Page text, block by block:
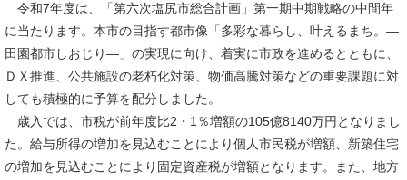
令和7年度は、「第六次塩尻市総合計画」第一期中期戦略の中間年
に当たります。本市の目指す都市像「多彩な暮らし、叶えるまち。―
田園都市しおじり―」の実現に向け、着実に市政を進めるとともに、
ＤＸ推進、公共施設の老朽化対策、物価高騰対策などの重要課題に対
しても積極的に予算を配分しました。
歳入では、市税が前年度比2・1％増額の105億8140万円となりまし
た。給与所得の増加を見込むことにより個人市民税が増額、新築住宅
の増加を見込むことにより固定資産税が増額となります。また、地方